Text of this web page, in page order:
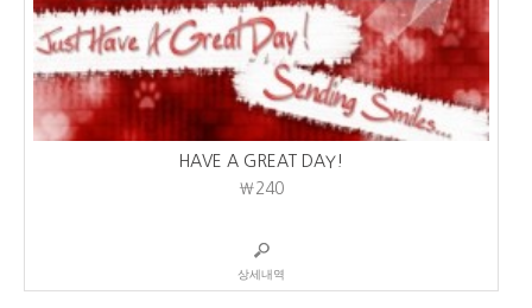
HAVE A GREAT DAY!
₩240
상세내역